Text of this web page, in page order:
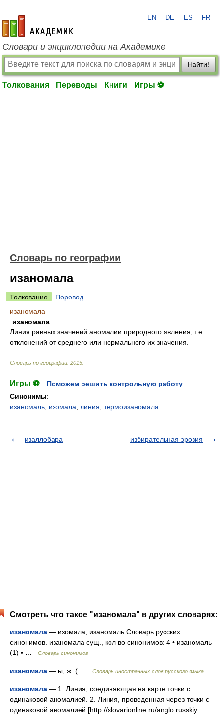
academic.ru
EN DE ES FR
Словари и энциклопедии на Академике
Найти!
Толкования Переводы Книги Игры ⚽
Словарь по географии
изаномала
Толкование
Перевод
изаномала
изаномала
Линия равных значений аномалии природного явления, т.е.
отклонений от среднего или нормального их значения.
Словарь по географии 2015
Игры ⚽
Поможем решить контрольную работу
Синонимы:
изаномаль изомала линия термоизаномала
изаллобара избирательная эрозия
Смотреть что такое "изаномала" в других словарях:
изаномала — изомала, изаномаль Словарь русских
синонимов. изаномала сущ., кол во синонимов: 4 • изаномаль
(1) • …
Словарь синонимов
изаномала — ы, ж. ( … Словарь иностранных слов русского языка
изаномала — 1. Линия, соединяющая на карте точки с
одинаковой аномалией. 2. Линия, проведенная через точки с
одинаковой аномалией [http://slovarionline.ru/anglo russkiy